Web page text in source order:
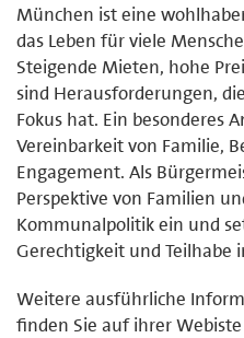
München ist eine
das Leben für viele
Steigende Mieten, hohe
sind Herausforderungen,
Fokus hat. Ein besonderes
Vereinbarkeit von Familie,
Engagement. Als
Perspektive von Familien
Kommunalpolitik ein und
Gerechtigkeit und Teilhabe
Weitere ausführliche
finden Sie auf ihrer Webiste